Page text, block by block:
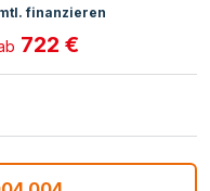
finanzieren
722 €